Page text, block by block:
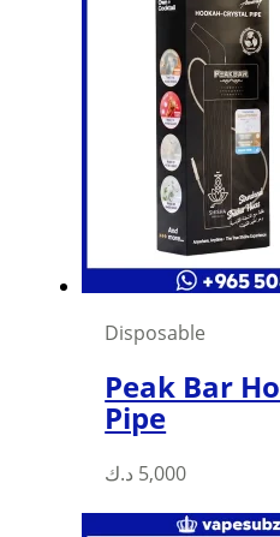
Disposable
Peak Bar
Pipe
5,000 د.ك